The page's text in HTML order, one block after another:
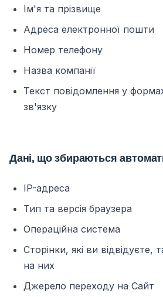
Ім'я та прізвище
Адреса електронної пошти
Номер телефону
Назва компанії
Текст повідомлення у
зв'язку
Дані, що збираються
IP-адреса
Тип та версія браузера
Операційна система
Сторінки, які ви відвідуєте,
на них
Джерело переходу на Сайт